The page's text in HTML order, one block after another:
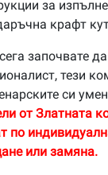
за
крафт
започвате
тези
си
от Златната
по
или замяна.